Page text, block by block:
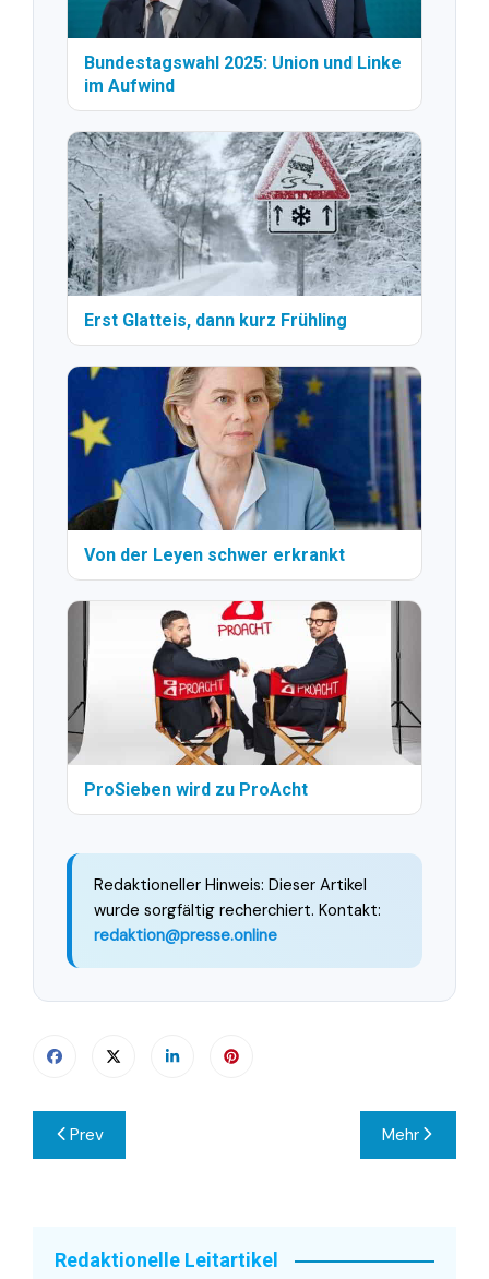
Bundestagswahl 2025: Union und Linke
im Aufwind
Erst Glatteis, dann kurz Frühling
Von der Leyen schwer erkrankt
ProSieben wird zu ProAcht
Redaktioneller Hinweis: Dieser Artikel
wurde sorgfältig recherchiert. Kontakt:
redaktion@presse.online
Beitragsnavigation
Prev Mehr
Redaktionelle Leitartikel